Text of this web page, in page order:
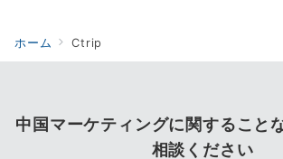
ホーム Ctrip
中国マーケティングに関すること
相談ください